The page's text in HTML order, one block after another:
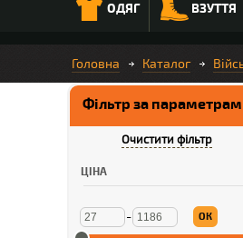
ОДЯГ ВЗУТТЯ
Головна Каталог
Фільтр за
Очистити фільтр
ЦІНА
- ОК